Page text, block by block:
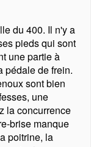
du 400. Il n'y a
pieds qui sont
une partie à
pédale de frein.
sont bien
une
la concurrence
brise manque
poitrine, la